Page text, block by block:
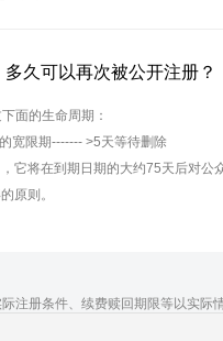
久可以再次被公开注册？
面的生命周期：
宽限期------- >5天等待删除
它将在到期日期的大约75天后对公
原则。
注册条件、续费赎回期限等以实际